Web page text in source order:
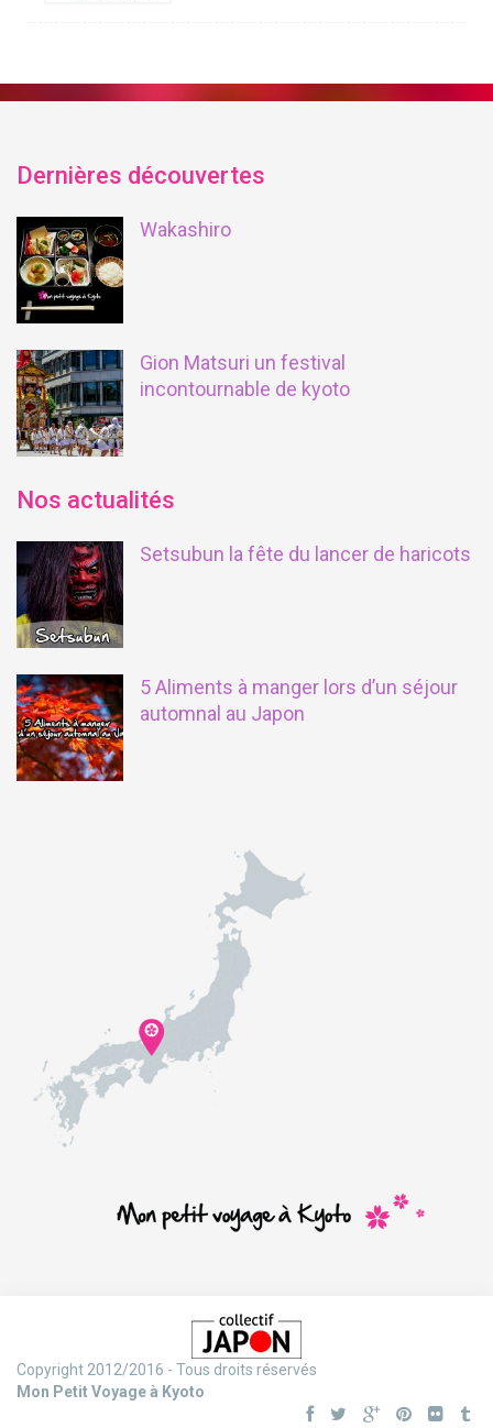
Dernières découvertes
Wakashiro
Gion Matsuri un festival
incontournable de kyoto
Nos actualités
Setsubun la fête du lancer de haricots
5 Aliments à manger lors d’un séjour
automnal au Japon
Copyright 2012/2016 - Tous droits réservés
Mon Petit Voyage à Kyoto